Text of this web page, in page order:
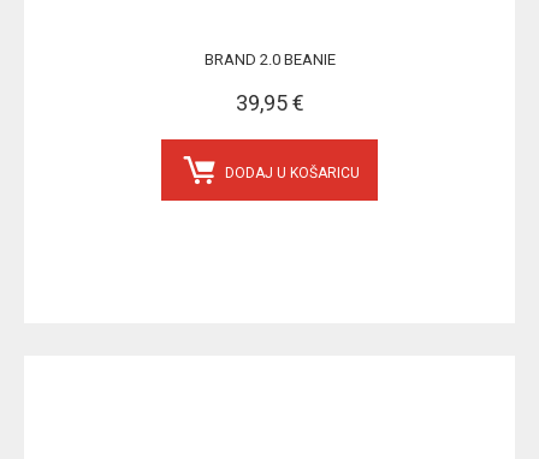
BRAND 2.0 BEANIE
39,95 €
DODAJ U KOŠARICU